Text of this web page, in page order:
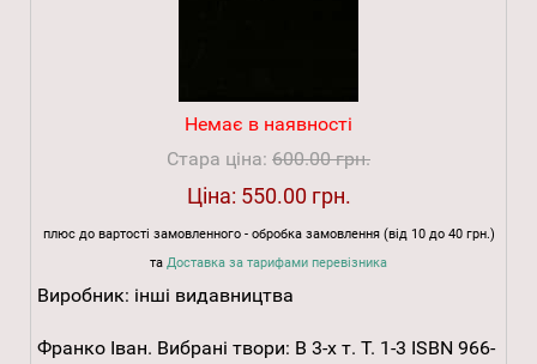
Немає в наявності
Стара ціна: 600.00 грн.
Ціна: 550.00 грн.
плюс до вартості замовленного - обробка замовлення (від 10 до 40 грн.)
та Доставка за тарифами перевізника
Виробник: інші видавництва
Франко Іван. Вибрані твори: В 3-х т. Т. 1-3 ISBN 966-